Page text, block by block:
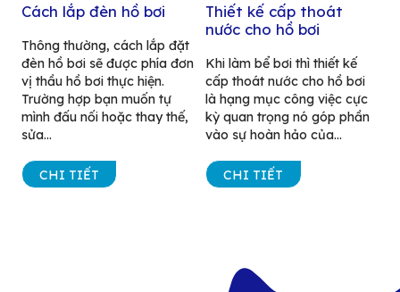
Cách lắp đèn hồ bơi
Thông thường, cách lắp đặt
đèn hồ bơi sẽ được phía đơn
vị thầu hồ bơi thực hiện.
Trường hợp bạn muốn tự
mình đấu nối hoặc thay thế,
sửa...
CHI TIẾT
Thiết kế cấp thoát
nước cho hồ bơi
Khi làm bể bơi thì thiết kế
cấp thoát nước cho hồ bơi
là hạng mục công việc cực
kỳ quan trọng nó góp phần
vào sự hoàn hảo của...
CHI TIẾT